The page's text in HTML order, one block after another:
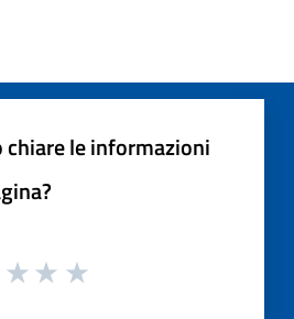
chiare le informazioni